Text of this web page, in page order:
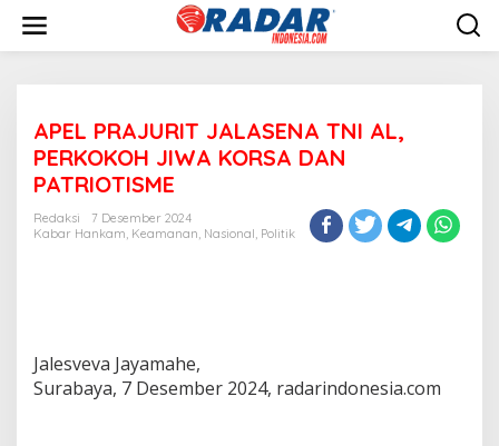
w
APEL PRAJURIT JALASENA TNI AL,
PERKOKOH JIWA KORSA DAN
PATRIOTISME
Redaksi
7 Desember 2024
Kabar Hankam, Keamanan, Nasional, Politik
Jalesveva Jayamahe,
Surabaya, 7 Desember 2024, radarindonesia.com